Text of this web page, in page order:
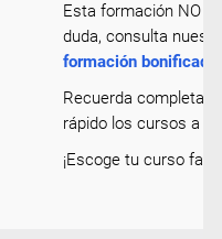
Esta formación NO
duda, consulta
formación bonificada
Recuerda completar
rápido los cursos a
¡Escoge tu curso